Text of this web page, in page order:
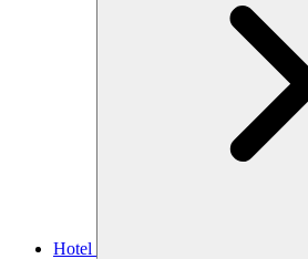
Hotel